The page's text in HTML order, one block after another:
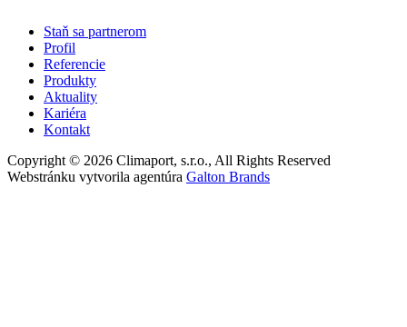
Staň sa partnerom
Profil
Referencie
Produkty
Aktuality
Kariéra
Kontakt
Copyright © 2026 Climaport, s.r.o., All Rights Reserved
Webstránku vytvorila agentúra Galton Brands